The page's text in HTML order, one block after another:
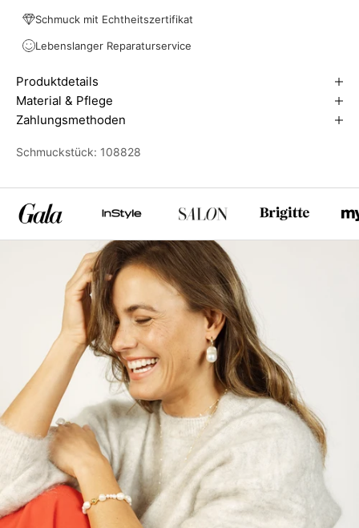
Schmuck mit Echtheitszertifikat
Lebenslanger Reparaturservice
Produktdetails
Material & Pflege
Zahlungsmethoden
Schmuckstück: 108828